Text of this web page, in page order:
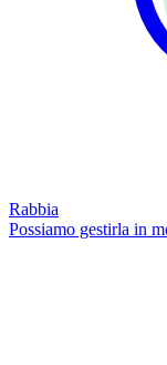
Rabbia
Possiamo gestirla in